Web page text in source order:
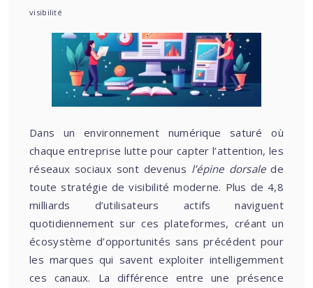
visibilité
Dans un environnement numérique saturé où
chaque entreprise lutte pour capter l’attention, les
réseaux sociaux sont devenus l’épine dorsalede
toute stratégie de visibilité moderne. Plus de 4,8
milliards d’utilisateurs actifs naviguent
quotidiennement sur ces plateformes, créant un
écosystème d’opportunités sans précédent pour
les marques qui savent exploiter intelligemment
ces canaux. La différence entre une présence